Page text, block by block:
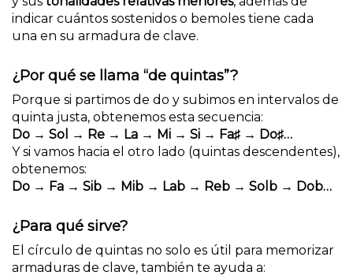
indicar cuántos sostenidos o bemoles tiene cada
una en su armadura de clave.
¿Por qué se llama “de quintas”?
Porque si partimos de do y subimos en intervalos de
quinta justa, obtenemos esta secuencia:
Do → Sol → Re → La → Mi → Si → Fa♯ → Do♯…
Y si vamos hacia el otro lado (quintas descendentes),
obtenemos:
Do → Fa → Sib → Mib → Lab → Reb → Solb → Dob…
¿Para qué sirve?
El círculo de quintas no solo es útil para memorizar
armaduras de clave, también te ayuda a: